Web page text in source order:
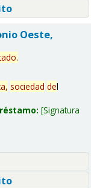
Oeste,
.
sociedad del
Signatura